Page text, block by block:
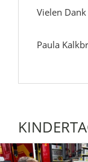
Vielen
Paula